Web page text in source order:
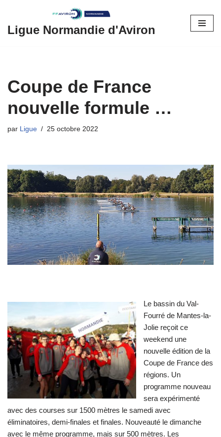
Aller
Ligue Normandie d'Aviron
Coupe de France
nouvelle formule …
par Ligue 25 octobre 2022
Le bassin du Val-
Fourré de Mantes-la-
Jolie reçoit ce
weekend une
nouvelle édition de la
Coupe de France des
régions. Un
programme nouveau
sera expérimenté
avec des courses sur 1500 mètres le samedi avec
éliminatoires, demi-finales et finales. Nouveauté le dimanche
avec le même programme, mais sur 500 mètres. Les